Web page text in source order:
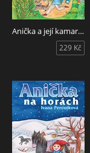
Anička a její kamarádky
229 Kč